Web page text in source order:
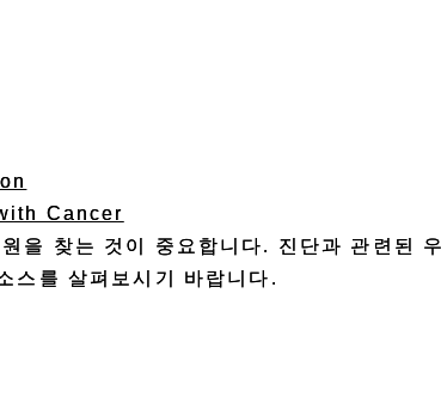
Cancer
을 찾는 것이 중요합니다. 진단과 관련된
스를 살펴보시기 바랍니다.